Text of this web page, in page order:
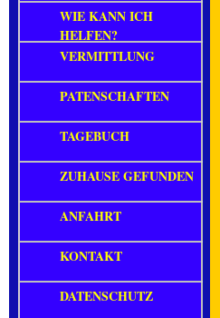
WIE KANN ICH
HELFEN?
VERMITTLUNG
PATENSCHAFTEN
TAGEBUCH
ZUHAUSE GEFUNDEN
ANFAHRT
KONTAKT
DATENSCHUTZ